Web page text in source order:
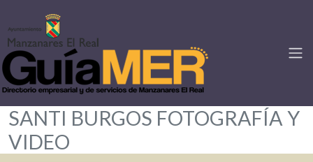
SANTI BURGOS FOTOGRAFÍA Y
VIDEO